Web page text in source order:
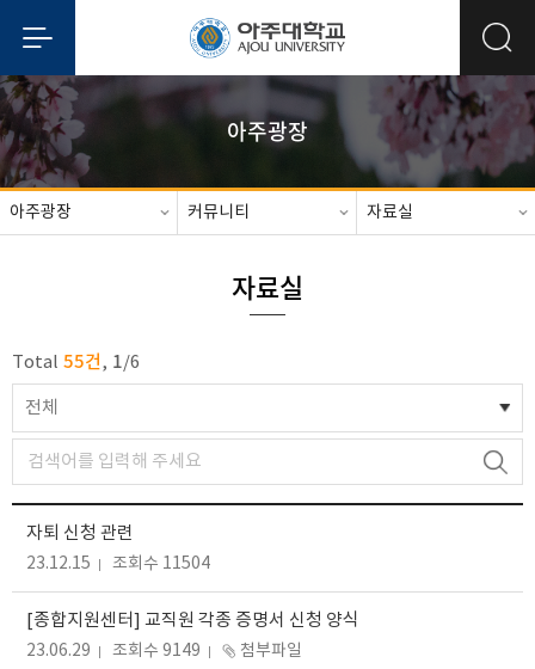
아주광장
아주광장 커뮤니티 자료실
자료실
Total 55건, 1/6
전체
자퇴 신청 관련
23.12.15 조회수 11504
[종합지원센터] 교직원 각종 증명서 신청 양식
23.06.29 조회수 9149 첨부파일